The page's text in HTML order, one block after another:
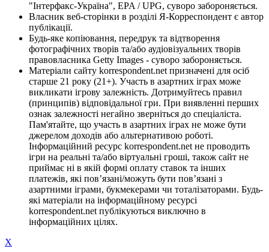
"Інтерфакс-Україна", EPA / UPG, суворо забороняється.
Власник веб-сторінки в розділі Я-Корреспондент є автор
публікації.
Будь-яке копіювання, передрук та відтворення
фотографічних творів та/або аудіовізуальних творів
правовласника Getty Images - суворо забороняється.
Матеріали сайту korrespondent.net призначені для осіб
старше 21 року (21+). Участь в азартних іграх може
викликати ігрову залежність. Дотримуйтесь правил
(принципів) відповідальної гри. При виявленні перших
ознак залежності негайно зверніться до спеціаліста.
Пам'ятайте, що участь в азартних іграх не може бути
джерелом доходів або альтернативою роботі.
Інформаційний ресурс korrespondent.net не проводить
ігри на реальні та/або віртуальні гроші, також сайт не
приймає ні в якій формі оплату ставок та інших
платежів, які пов’язані/можуть бути пов’язані з
азартними іграми, букмекерами чи тоталізаторами. Будь-
які матеріали на інформаційному ресурсі
korrespondent.net публікуються виключно в
інформаційних цілях.
X